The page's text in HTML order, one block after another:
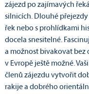
zájezd po zajímavých
silnicích. Dlouhé
řek nebo s prohlídkami
docela snesitelné.
a možnost bivakovat bez
v Evropě ještě možné.
členů zájezdu vytvořit
rakije a dobrého